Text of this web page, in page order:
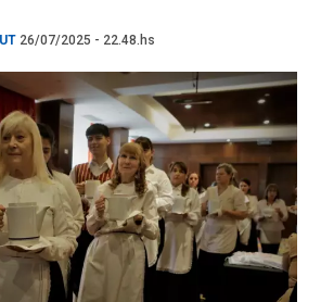
26/07/2025 - 22.48.hs